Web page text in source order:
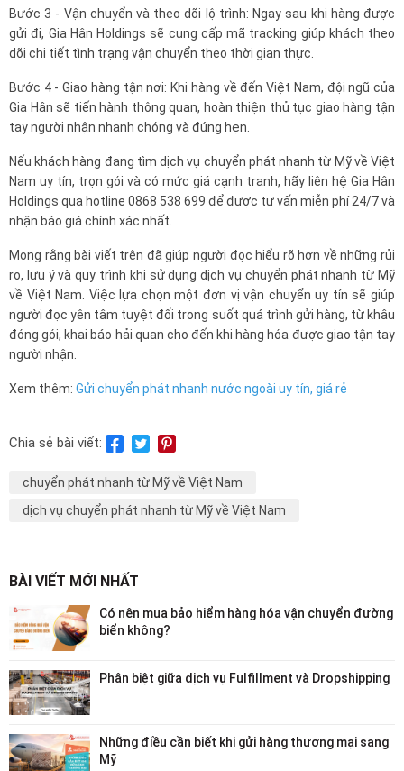
Bước 3 - Vận chuyển và theo dõi lộ trình: Ngay sau khi hàng được
gửi đi, Gia Hân Holdings sẽ cung cấp mã tracking giúp khách theo
dõi chi tiết tình trạng vận chuyển theo thời gian thực.
Bước 4 - Giao hàng tận nơi: Khi hàng về đến Việt Nam, đội ngũ của
Gia Hân sẽ tiến hành thông quan, hoàn thiện thủ tục giao hàng tận
tay người nhận nhanh chóng và đúng hẹn.
Nếu khách hàng đang tìm dịch vụ chuyển phát nhanh từ Mỹ về Việt
Nam uy tín, trọn gói và có mức giá cạnh tranh, hãy liên hệ Gia Hân
Holdings qua hotline 0868 538 699 để được tư vấn miễn phí 24/7 và
nhận báo giá chính xác nhất.
Mong rằng bài viết trên đã giúp người đọc hiểu rõ hơn về những rủi
ro, lưu ý và quy trình khi sử dụng dịch vụ chuyển phát nhanh từ Mỹ
về Việt Nam. Việc lựa chọn một đơn vị vận chuyển uy tín sẽ giúp
người đọc yên tâm tuyệt đối trong suốt quá trình gửi hàng, từ khâu
đóng gói, khai báo hải quan cho đến khi hàng hóa được giao tận tay
người nhận.
Xem thêm: Gửi chuyển phát nhanh nước ngoài uy tín, giá rẻ
Chia sẻ bài viết:
chuyển phát nhanh từ Mỹ về Việt Nam
dịch vụ chuyển phát nhanh từ Mỹ về Việt Nam
BÀI VIẾT MỚI NHẤT
Có nên mua bảo hiểm hàng hóa vận chuyển đường
biển không?
Phân biệt giữa dịch vụ Fulfillment và Dropshipping
Những điều cần biết khi gửi hàng thương mại sang
Mỹ